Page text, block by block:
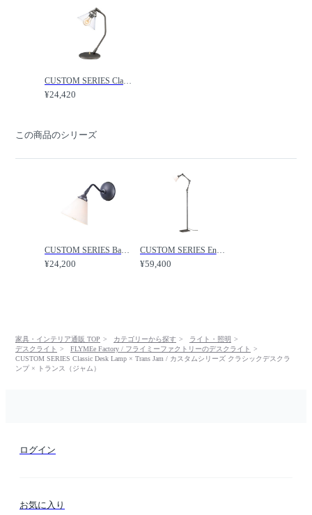
CUSTOM SERIES Classic Desk Lamp × Trans Mini / カスタムシリーズ クラシックデスクランプ × トランス（ミニ） / FLYMEe Factory / フライミーファクトリー
¥24,420
この商品のシリーズ
CUSTOM SERIES Basic Long Wall Lamp S × Trans Jam / カスタムシリーズ ベーシックロングウォールランプ S × トランス（ジャム） / FLYMEe Factory / フライミーファクトリー
¥24,200
CUSTOM SERIES Engineer Side Floor Lamp × Trans Jam / カスタムシリーズ エンジニアサイドフロアランプ × トランス（ジャム） / FLYMEe Factory / フライミーファクトリー
¥59,400
家具・インテリア通販 TOP カテゴリーから探す
ライト・照明
デスクライト
FLYMEe Factory / フライミーファクトリーのデスクライト
CUSTOM SERIES Classic Desk Lamp × Trans Jam / カスタムシリーズ クラシックデスクラ
ンプ × トランス（ジャム）
ログイン
お気に入り